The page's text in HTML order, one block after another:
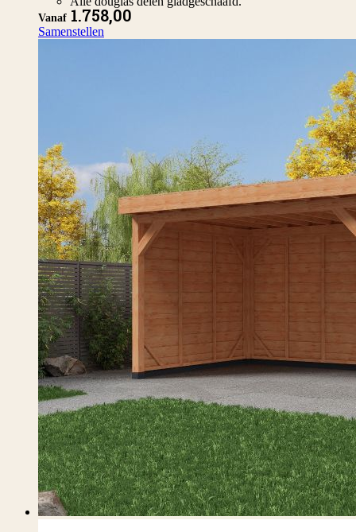
Vanaf 1.758,00
Samenstellen